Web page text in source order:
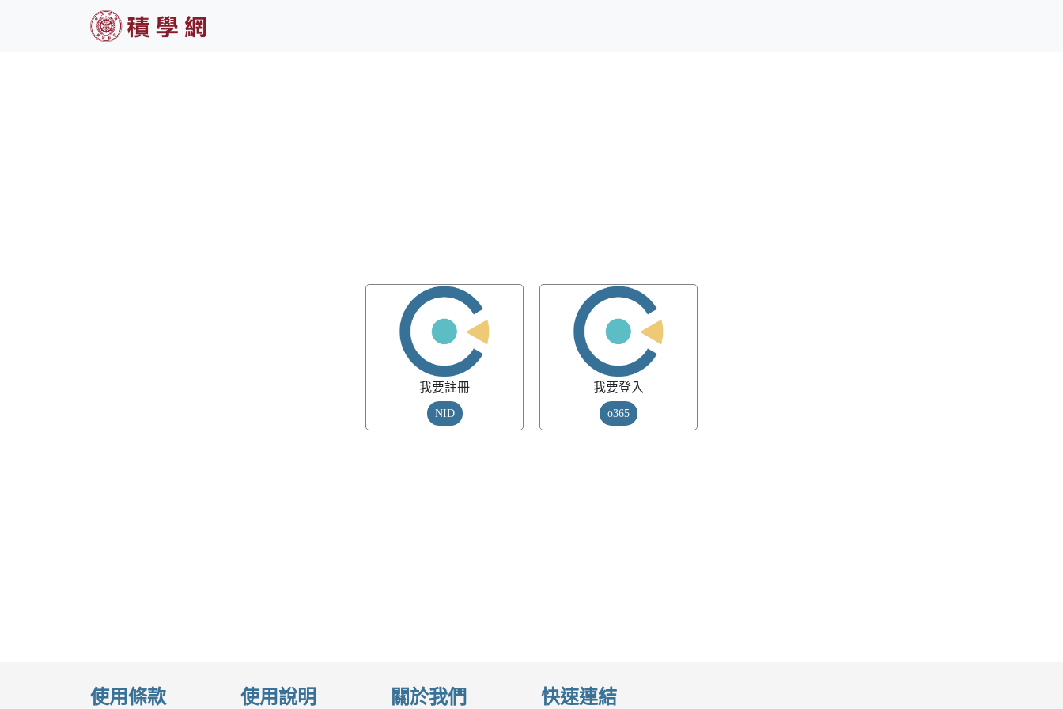
我要註冊
NID
我要登入
o365
footer
使用條款 使用說明 關於我們 快速連結